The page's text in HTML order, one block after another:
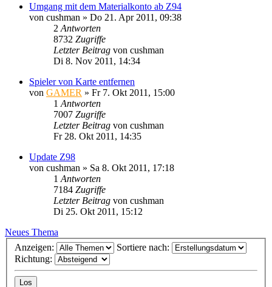
Umgang mit dem Materialkonto ab Z94
von cushman » Do 21. Apr 2011, 09:38
2 Antworten
8732 Zugriffe
Letzter Beitrag von cushman
Di 8. Nov 2011, 14:34
Spieler von Karte entfernen
von GAMER » Fr 7. Okt 2011, 15:00
1 Antworten
7007 Zugriffe
Letzter Beitrag von cushman
Fr 28. Okt 2011, 14:35
Update Z98
von cushman » Sa 8. Okt 2011, 17:18
1 Antworten
7184 Zugriffe
Letzter Beitrag von cushman
Di 25. Okt 2011, 15:12
Neues Thema
Anzeigen:
Sortiere nach:
Richtung: